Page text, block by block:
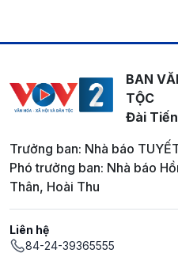
BAN
TỘC
Đài
Trưởng ban: Nhà báo
Phó trưởng ban: Nhà báo
Thân, Hoài Thu
Liên hệ
84-24-39365555